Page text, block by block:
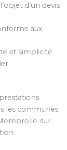
d’un devis
aux
et simplicité
les communes
sur-